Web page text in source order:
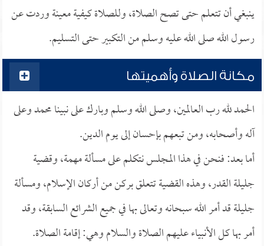
ينبغي أن تتعلم حتى تصح الصلاة، وللصلاة كيفية معينة وردت عن
رسول الله صلى الله عليه وسلم من التكبير حتى التسليم.
مكانة الصلاة وأهميتها
الحمد لله رب العالمين، وصلى الله وسلم وبارك على نبينا محمد وعلى
آله وأصحابه، ومن تبعهم بإحسان إلى يوم الدين.
أما بعد: فنحن في هذا المجلس نتكلم على مسألة مهمة، وقضية
جليلة القدر، وهذه القضية تتعلق بركن من أركان الإسلام، ومسألة
جليلة قد أمر الله سبحانه وتعالى بها في جميع الشرائع السابقة، وقد
أمر بها كل الأنبياء عليهم الصلاة والسلام وهي: إقامة الصلاة.